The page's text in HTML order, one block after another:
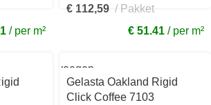
per m²
€ 112,59
Pakket
€ 51.41
per m²
Toevoegen
winkelwagen
Gelasta Oakland Rigid
Click Coffee 7103